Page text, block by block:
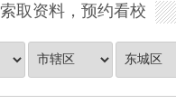
索取资料，预约看校